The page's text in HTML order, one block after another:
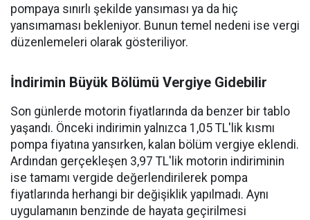
pompaya sınırlı şekilde yansıması ya da hiç
yansımaması bekleniyor. Bunun temel nedeni ise vergi
düzenlemeleri olarak gösteriliyor.
İndirimin Büyük Bölümü Vergiye Gidebilir
Son günlerde motorin fiyatlarında da benzer bir tablo
yaşandı. Önceki indirimin yalnızca 1,05 TL'lik kısmı
pompa fiyatına yansırken, kalan bölüm vergiye eklendi.
Ardından gerçekleşen 3,97 TL'lik motorin indiriminin
ise tamamı vergide değerlendirilerek pompa
fiyatlarında herhangi bir değişiklik yapılmadı. Aynı
uygulamanın benzinde de hayata geçirilmesi